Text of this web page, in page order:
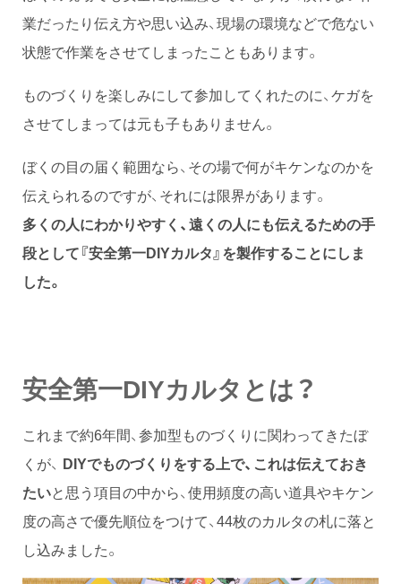
業だったり伝え方や思い込み、現場の環境などで危ない
状態で作業をさせてしまったこともあります。
ものづくりを楽しみにして参加してくれたのに、ケガを
させてしまっては元も子もありません。
ぼくの目の届く範囲なら、その場で何がキケンなのかを
伝えられるのですが、それには限界があります。
多くの人にわかりやすく、遠くの人にも伝えるための手
段として『安全第一DIYカルタ』を製作することにしま
した。
安全第一DIYカルタとは？
これまで約6年間、参加型ものづくりに関わってきたぼ
くが、 DIYでものづくりをする上で、これは伝えておき
たいと思う項目の中から、使用頻度の高い道具やキケン
度の高さで優先順位をつけて、44枚のカルタの札に落と
し込みました。